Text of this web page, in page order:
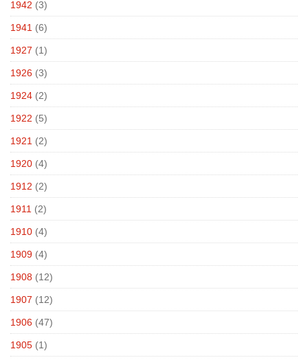
1942 (3)
1941 (6)
1927 (1)
1926 (3)
1924 (2)
1922 (5)
1921 (2)
1920 (4)
1912 (2)
1911 (2)
1910 (4)
1909 (4)
1908 (12)
1907 (12)
1906 (47)
1905 (1)